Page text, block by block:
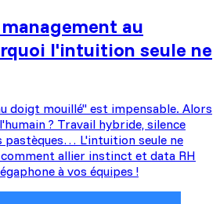
au
l'intuition seule ne
doigt mouillé" est impensable. Alors
? Travail hybride, silence
pastèques… L'intuition seule ne
allier instinct et data RH
à vos équipes !